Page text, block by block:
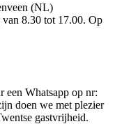
(NL)
8.30 tot 17.00. Op
een Whatsapp op nr:
doen we met plezier
gastvrijheid.